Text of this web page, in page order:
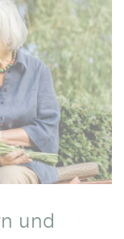
und